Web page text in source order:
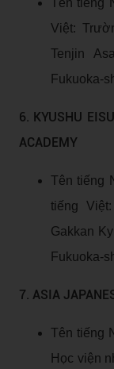
Việt:
Tenjin
Fukuoka-
6. KYUSHU
ACADEMY
Tên tiếng
tiếng
Gakkan
Fukuoka-
7. ASIA
Tên tiếng
Học viện